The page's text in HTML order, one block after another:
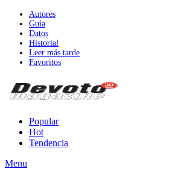
Autores
Guía
Datos
Historial
Leer más tarde
Favoritos
Popular
Hot
Tendencia
Menu